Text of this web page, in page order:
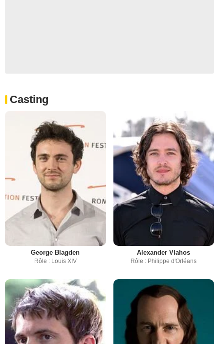
Casting
George Blagden
Rôle : Louis XIV
Alexander Vlahos
Rôle : Philippe d'Orléans